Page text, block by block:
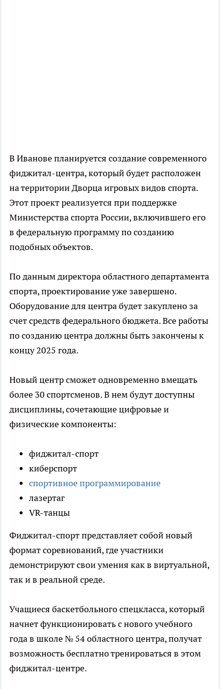
В Иванове планируется создание современного
фиджитал-центра, который будет расположен
на территории Дворца игровых видов спорта.
Этот проект реализуется при поддержке
Министерства спорта России, включившего его
в федеральную программу по созданию
подобных объектов.
По данным директора областного департамента
спорта, проектирование уже завершено.
Оборудование для центра будет закуплено за
счет средств федерального бюджета. Все работы
по созданию центра должны быть закончены к
концу 2025 года.
Новый центр сможет одновременно вмещать
более 30 спортсменов. В нем будут доступны
дисциплины, сочетающие цифровые и
физические компоненты:
фиджитал-спорт
киберспорт
спортивное программирование
лазертаг
VR-танцы
Фиджитал-спорт представляет собой новый
формат соревнований, где участники
демонстрируют свои умения как в виртуальной,
так и в реальной среде.
Учащиеся баскетбольного спецкласса, который
начнет функционировать с нового учебного
года в школе № 54 областного центра, получат
возможность бесплатно тренироваться в этом
фиджитал-центре.